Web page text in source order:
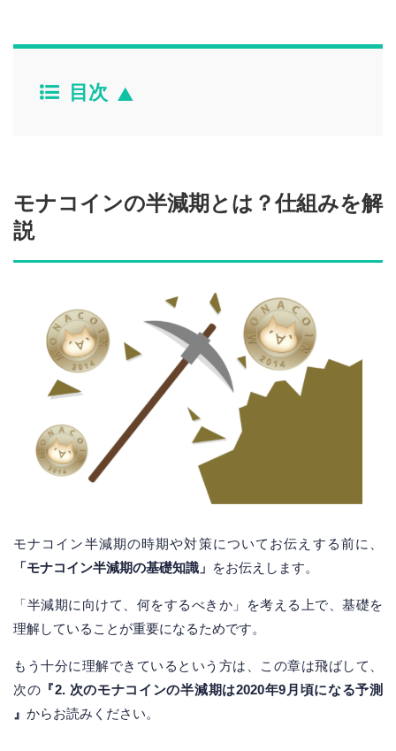
目次
モナコインの半減期とは？仕組みを解
説
モナコイン半減期の時期や対策についてお伝えする前に、
「モナコイン半減期の基礎知識」 をお伝えします。
「半減期に向けて、何をするべきか」を考える上で、基礎を
理解していることが重要になるためです。
もう十分に理解できているという方は、この章は飛ばして、
次の 『2. 次のモナコインの半減期は2020年9月頃になる予測
』 からお読みください。